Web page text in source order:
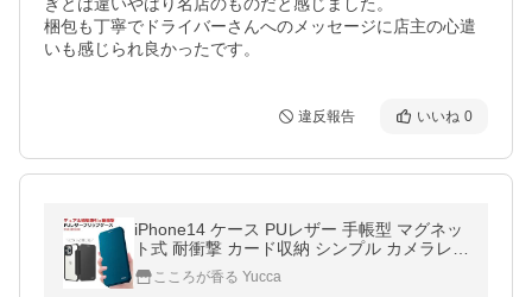
梱包も丁寧でドライバーさんへのメッセージに店主の心遣
いも感じられ良かったです。
違反報告 いいね 0
iPhone14 ケース PUレザー 手帳型 マグネッ
ト式 耐衝撃 カード収納 シンプル カメラレン
ズ保護 全面保護 ストラップ ホール ビジネス
社会人 iPhone13 iPhone12
こころが香る Yucca